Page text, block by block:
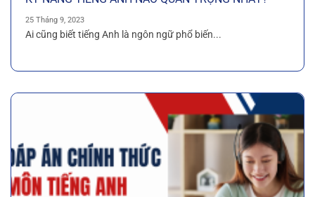
25 Tháng 9, 2023
Ai cũng biết tiếng Anh là ngôn ngữ phổ biến...